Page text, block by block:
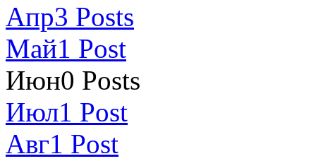
Апр3 Posts
Май1 Post
Июн0 Posts
Июл1 Post
Авг1 Post